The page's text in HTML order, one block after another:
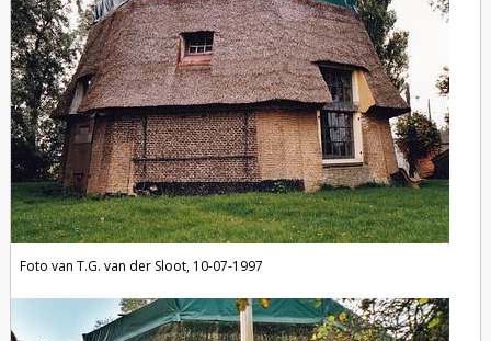
Foto van T.G. van der Sloot, 10-07-1997